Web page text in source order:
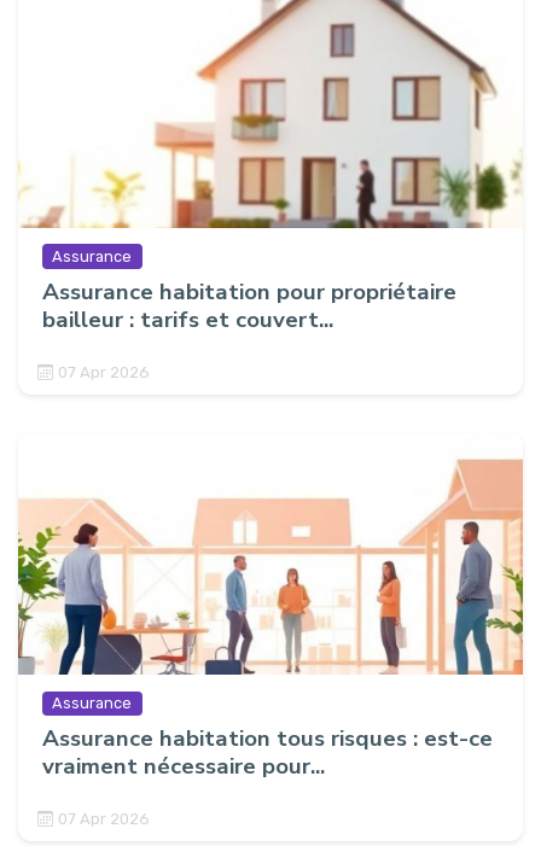
Assurance
Assurance habitation pour propriétaire
bailleur : tarifs et couvert...
07 Apr 2026
Assurance
Assurance habitation tous risques : est-ce
vraiment nécessaire pour...
07 Apr 2026